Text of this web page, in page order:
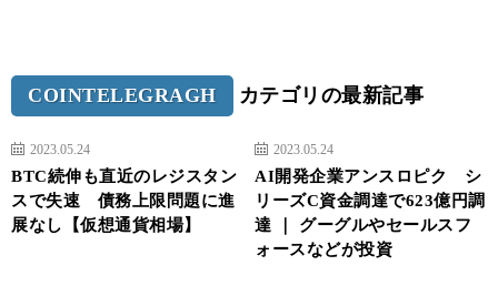
COINTELEGRAGH カテゴリの最新記事
2023.05.24
BTC続伸も直近のレジスタン
スで失速 債務上限問題に進
展なし【仮想通貨相場】
2023.05.24
AI開発企業アンスロピク シ
リーズC資金調達で623億円調
達 ｜ グーグルやセールスフ
ォースなどが投資